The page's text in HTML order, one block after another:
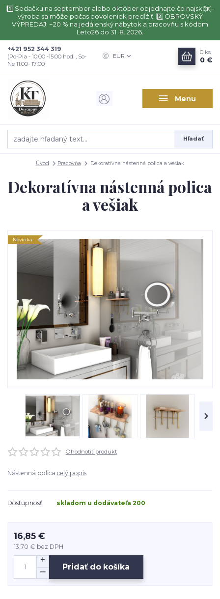
1️⃣ Sedačku na september alebo október objednajte čo najskôr –
výroba sa môže počas dovoleniek predĺžiť. 2️⃣ OBROVSKÝ
VÝPREDAJ: −20 % na jedálenský nábytok a pracovňu s kódom
Leto26 do 31. 8. 2026.
Menu
EUR
Hľadať
+421 952 344 319
(Po-Pia - 10:00 -15:00 hod. , So-
Ne 11:00- 17:00
0 ks
0 €
Úvod Pracovňa Dekoratívna nástenná polica a vešiak
Dekoratívna nástenná polica
a vešiak
Novinka
Ohodnotiť produkt
Nástenná polica celý popis
Dostupnosť skladom u dodávateľa 200
16,85 €
13,70 € bez DPH
Pridať do košíka